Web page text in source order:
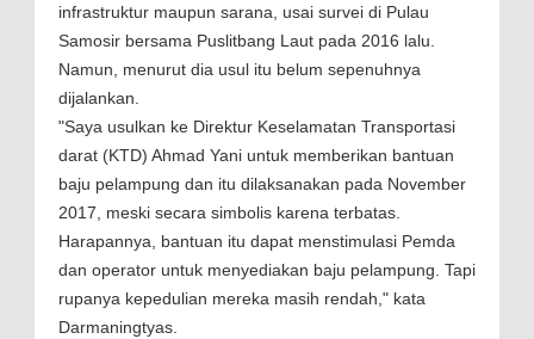
infrastruktur maupun sarana, usai survei di Pulau
Samosir bersama Puslitbang Laut pada 2016 lalu.
Namun, menurut dia usul itu belum sepenuhnya
dijalankan.
"Saya usulkan ke Direktur Keselamatan Transportasi
darat (KTD) Ahmad Yani untuk memberikan bantuan
baju pelampung dan itu dilaksanakan pada November
2017, meski secara simbolis karena terbatas.
Harapannya, bantuan itu dapat menstimulasi Pemda
dan operator untuk menyediakan baju pelampung. Tapi
rupanya kepedulian mereka masih rendah," kata
Darmaningtyas.